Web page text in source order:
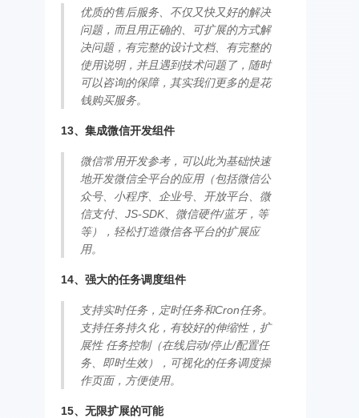
优质的售后服务、不仅又快又好的解决
问题，而且用正确的、可扩展的方式解
决问题，有完整的设计文档、有完整的
使用说明，并且遇到技术问题了，随时
可以咨询的保障，其实我们更多的是花
钱购买服务。
13、集成微信开发组件
微信常用开发参考，可以此为基础快速
地开发微信全平台的应用（包括微信公
众号、小程序、企业号、开放平台、微
信支付、JS-SDK、微信硬件/蓝牙，等
等），轻松打造微信各平台的扩展应
用。
14、强大的任务调度组件
支持实时任务，定时任务和Cron任务。
支持任务持久化，有较好的伸缩性，扩
展性 任务控制（在线启动/停止/配置任
务、即时生效），可视化的任务调度操
作页面，方便使用。
15、无限扩展的可能